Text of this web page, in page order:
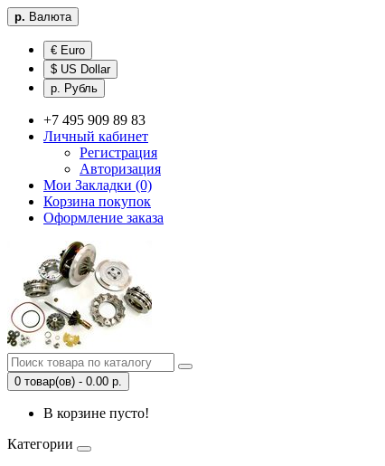
р. Валюта
€ Euro
$ US Dollar
р. Рубль
+7 495 909 89 83
Личный кабинет
Регистрация
Авторизация
Мои Закладки (0)
Корзина покупок
Оформление заказа
0 товар(ов) - 0.00 р.
В корзине пусто!
Категории